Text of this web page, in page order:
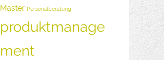
Master Personalberatung
produktmanage
ment